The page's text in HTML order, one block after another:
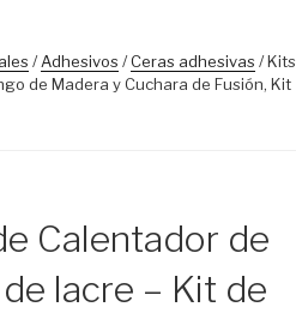
/Adhesivos /Ceras adhesivas / Kits
de Madera y Cuchara de Fusión, Kit
Calentador de
lacre – Kit de